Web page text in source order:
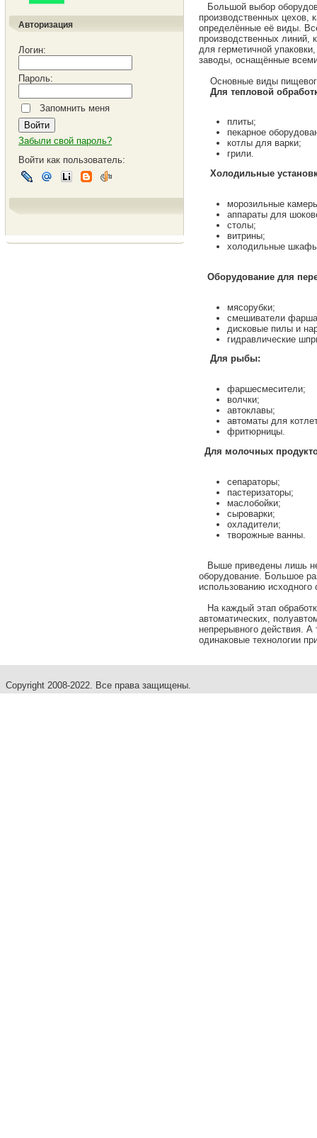
Авторизация
Логин:
Пароль:
Запомнить меня
Забыли свой пароль?
Войти как пользователь:
Большой выбор
производственных цехов,
определённые её виды.
производственных линий,
для герметичной
заводы, оснащённые
Основные виды
Для тепловой
плиты;
пекарное
котлы для варки;
грили.
Холодильные
морозильные
аппараты для
столы;
витрины;
холодильные
Оборудование для
мясорубки;
смешиватели
дисковые пилы и
гидравлические
Для рыбы:
фаршесмесители;
волчки;
автоклавы;
автоматы для
фритюрницы.
Для молочных
сепараторы;
пастеризаторы;
маслобойки;
сыроварки;
охладители;
творожные ванны.
Выше приведены лишь
оборудование. Большое
использованию
На каждый этап
автоматических,
непрерывного действия.
одинаковые технологии
Copyright 2008-2022. Все права защищены.